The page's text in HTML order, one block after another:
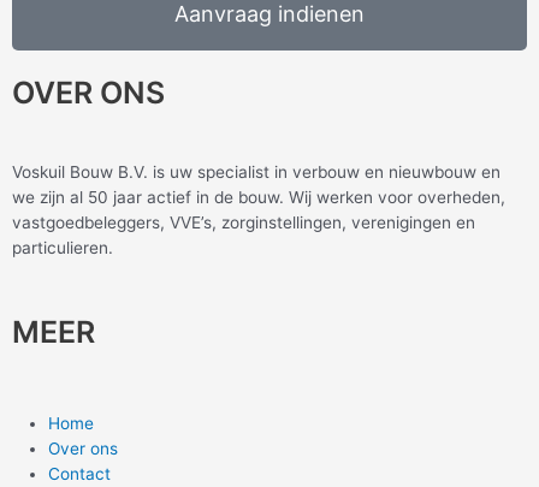
Aanvraag indienen
OVER ONS
Voskuil Bouw B.V. is uw specialist in verbouw en nieuwbouw en
we zijn al 50 jaar actief in de bouw. Wij werken voor overheden,
vastgoedbeleggers, VVE’s, zorginstellingen, verenigingen en
particulieren.
MEER
Home
Over ons
Contact